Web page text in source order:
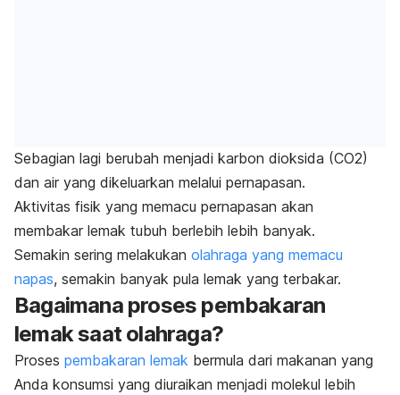
Sebagian lagi berubah menjadi karbon dioksida (CO2)
dan air yang dikeluarkan melalui pernapasan.
Aktivitas fisik yang memacu pernapasan akan
membakar lemak tubuh berlebih lebih banyak.
Semakin sering melakukan olahraga yang memacu
napas, semakin banyak pula lemak yang terbakar.
Bagaimana proses pembakaran
lemak saat olahraga?
Proses pembakaran lemak bermula dari makanan yang
Anda konsumsi yang diuraikan menjadi molekul lebih